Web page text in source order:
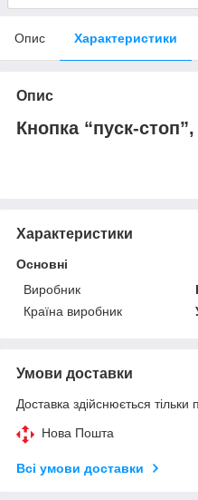
Опис Характеристики
Опис
Кнопка “пуск-
Характеристики
Основні
Виробник
Країна виробник
Умови доставки
Доставка здійснюється тільки
Нова Пошта
Всі умови доставки